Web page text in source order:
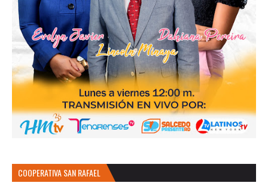
COOPERATIVA SAN RAFAEL